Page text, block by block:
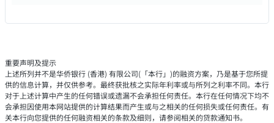
重要声明及提示
上述所列并不是华侨银行 (香港) 有限公司(「本行」)的融资方案，乃是基于您所提
供的信息计算，并仅供参考。最终获批核之实际年利率或与所列之利率不同。本行
对于上述计算中产生的任何错误或遗漏不会承担任何责任。本行在任何情况下均不
会承担因使用本网站提供的计算结果而产生或与之相关的任何损失或任何责任。有
关本行向您提供的任何融资相关的条款及细则，请参阅相关的贷款通知书。